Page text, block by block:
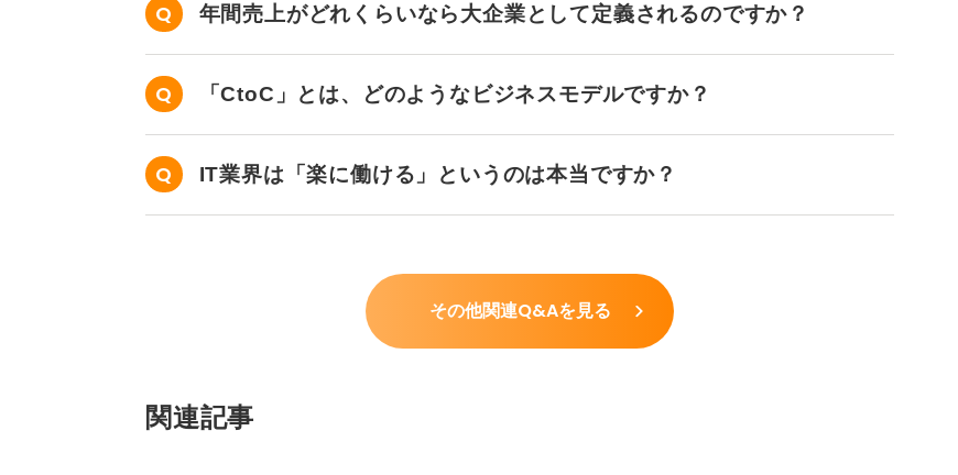
年間売上がどれくらいなら大企業として定義されるのですか？
「CtoC」とは、どのようなビジネスモデルですか？
IT業界は「楽に働ける」というのは本当ですか？
その他関連Q&Aを見る
関連記事